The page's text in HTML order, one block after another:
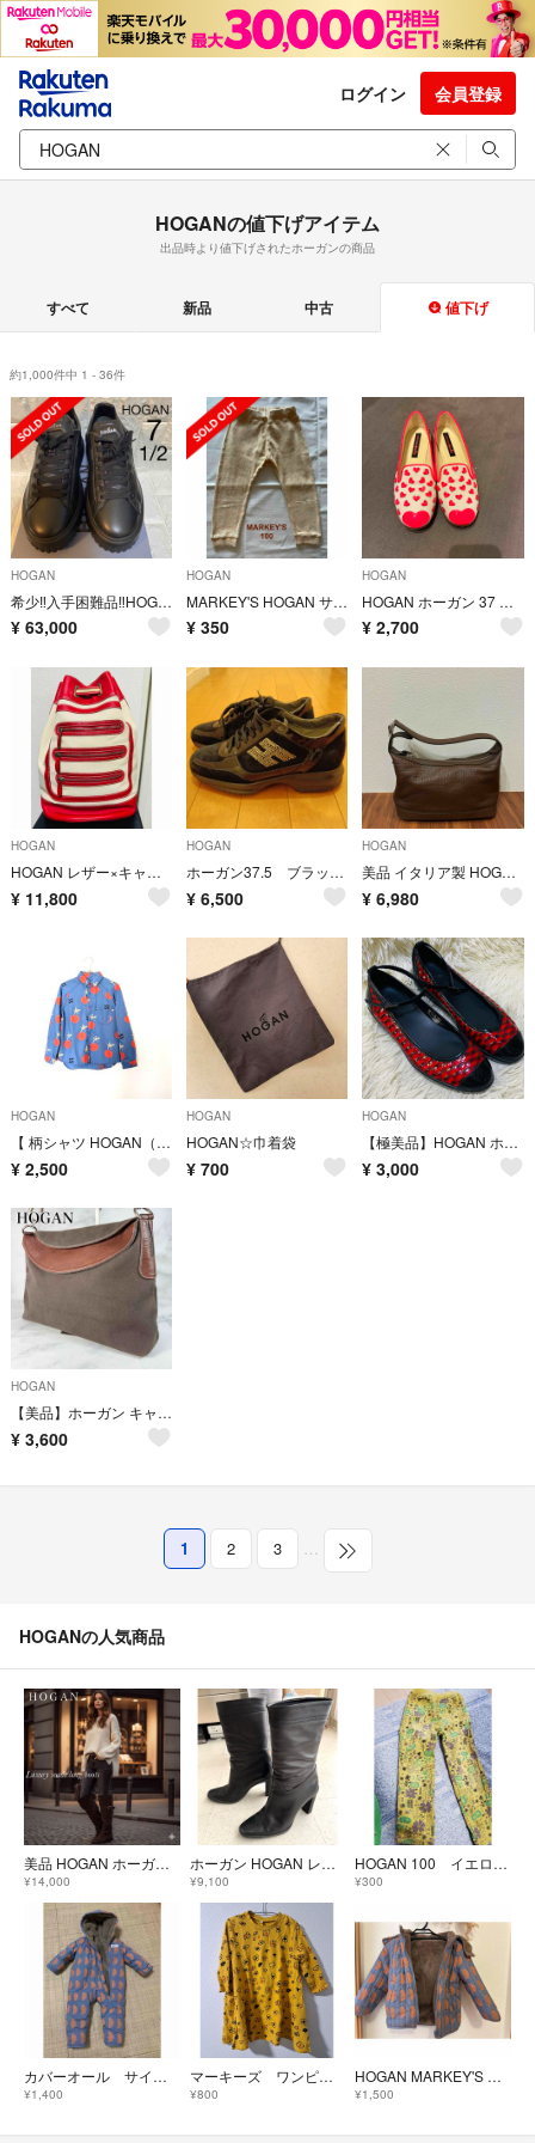
ログイン 会員登録
HOGANの値下げアイテム
出品時より値下げされたホーガンの商品
すべて 新品 中古 値下げ
約1,000件中 1 - 36件
HOGAN
希少‼️入手困難品‼️HOGAN ホーガン Hストライプススニーカー 黒 ７1/2
¥ 63,000
HOGAN
MARKEY'S HOGAN サルエルパンツ 100
¥ 350
HOGAN
HOGAN ホーガン 37 フラットシューズ
¥ 2,700
HOGAN
HOGAN レザー×キャンバス生地 ボディバッグ ダッフルバッグ
¥ 11,800
HOGAN
ホーガン37.5 ブラック スエード スニーカー
¥ 6,500
HOGAN
美品 イタリア製 HOGAN ホーガン レディース ハンドバッグ トートバッグ
¥ 6,980
HOGAN
【 柄シャツ HOGAN（ホーガン） 120cm 】キッズ ブルー アップル
¥ 2,500
HOGAN
HOGAN☆巾着袋
¥ 700
HOGAN
【極美品】HOGAN ホーガン エナメル パンプス レッド 21.5cm
¥ 3,000
HOGAN
【美品】ホーガン キャンバス レザー ワンショルダーバッグ 保存袋付き
¥ 3,600
1 2 3 …
HOGANの人気商品
美品 HOGAN ホーガン 高級 ロングブーツ スエード ブラウン 23.5cm
¥14,000
ホーガン HOGAN レディースハイヒール レザー ロングブーツ
¥9,100
HOGAN 100 イエロー HOGAN 幾何学模様 長ズボン パンツ
¥300
カバーオール サイズ70
¥1,400
マーキーズ ワンピースSize100
¥800
HOGAN MARKEY'S キッズジャケット
¥1,500